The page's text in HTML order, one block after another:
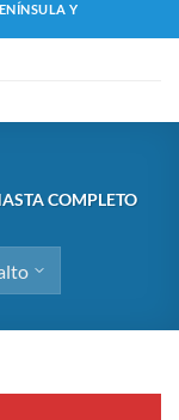
Y
COMPLETO